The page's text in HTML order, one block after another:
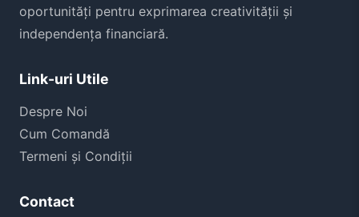
oportunități pentru exprimarea creativității și
independența financiară.
Link-uri Utile
Despre Noi
Cum Comandă
Termeni și Condiții
Contact